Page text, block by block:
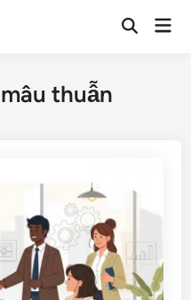
thuẫn